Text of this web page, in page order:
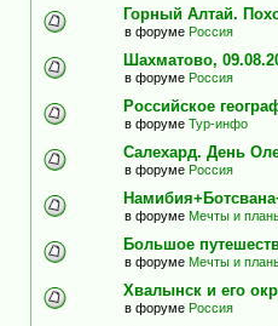
Горный Алтай.
в форуме Россия
Шахматово,
в форуме Россия
Российское
в форуме Тур-инфо
Салехард. День
в форуме Россия
в форуме Мечты и
Большое
в форуме Мечты и
Хвалынск и его
в форуме Россия